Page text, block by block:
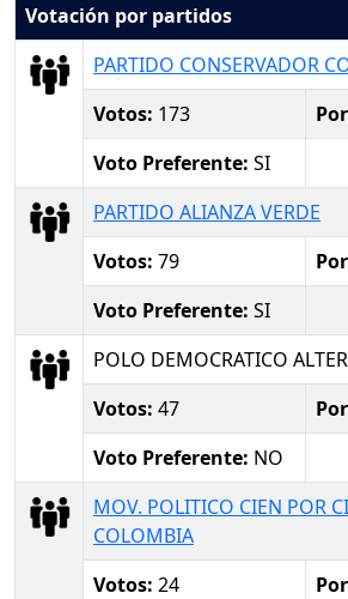
Votación por partidos
PARTIDO CONSERVADOR
Votos: 173
Voto Preferente: SI
PARTIDO ALIANZA VERDE
Votos: 79
Voto Preferente: SI
POLO DEMOCRATICO
Votos: 47
Voto Preferente: NO
MOV. POLITICO CIEN POR
COLOMBIA
Votos: 24